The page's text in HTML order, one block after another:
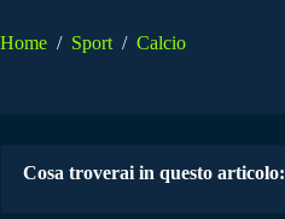
Home / Sport / Calcio
Cosa troverai in questo articolo: